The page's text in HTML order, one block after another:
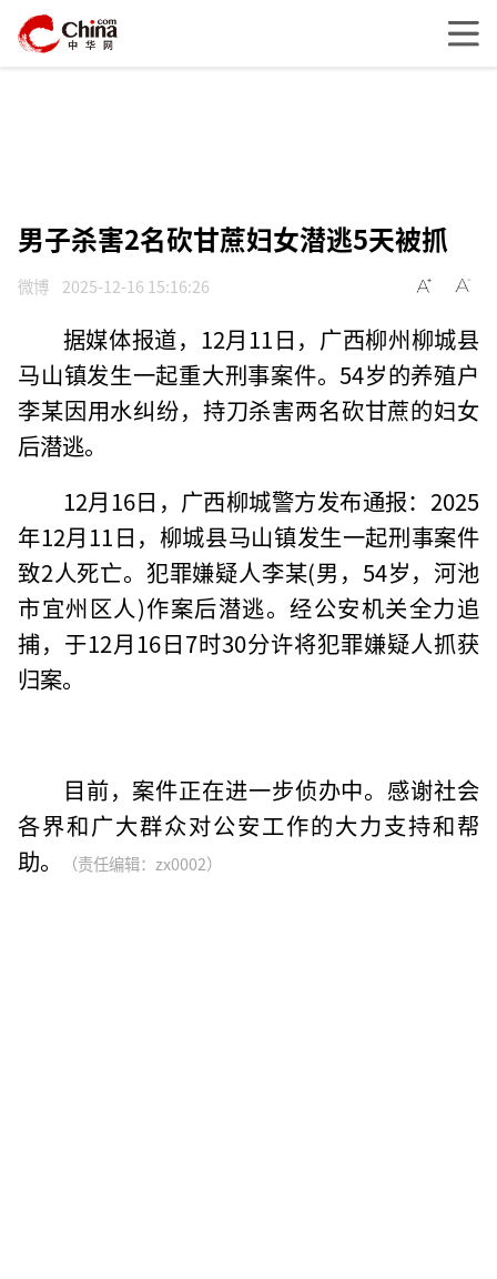
男子杀害2名砍甘蔗妇女潜逃5天被抓
微博 2025-12-16 15:16:26
据媒体报道，12月11日，广西柳州柳城县
马山镇发生一起重大刑事案件。54岁的养殖户
李某因用水纠纷，持刀杀害两名砍甘蔗的妇女
后潜逃。
12月16日，广西柳城警方发布通报：2025
年12月11日，柳城县马山镇发生一起刑事案件
致2人死亡。犯罪嫌疑人李某(男，54岁，河池
市宜州区人)作案后潜逃。经公安机关全力追
捕，于12月16日7时30分许将犯罪嫌疑人抓获
归案。
目前，案件正在进一步侦办中。感谢社会
各界和广大群众对公安工作的大力支持和帮
助。
（责任编辑：zx0002）